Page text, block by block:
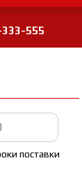
555
поставки